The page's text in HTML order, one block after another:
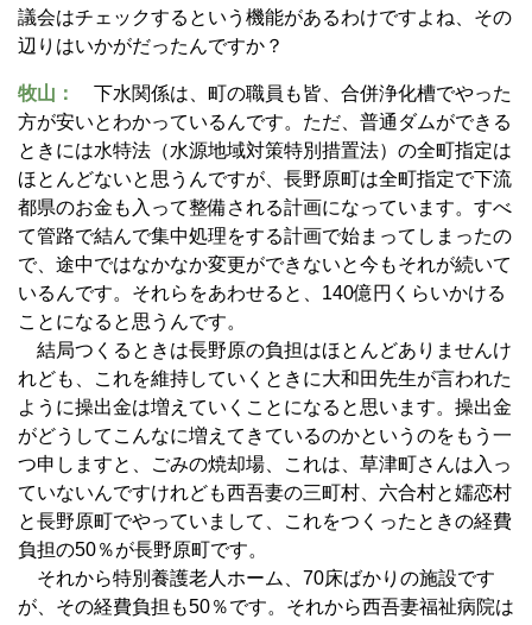
議会はチェックするという機能があるわけですよね、その
辺りはいかがだったんですか？
牧山：
下水関係は、町の職員も皆、合併浄化槽でやった
方が安いとわかっているんです。ただ、普通ダムができる
ときには水特法（水源地域対策特別措置法）の全町指定は
ほとんどないと思うんですが、長野原町は全町指定で下流
都県のお金も入って整備される計画になっています。すべ
て管路で結んで集中処理をする計画で始まってしまったの
で、途中ではなかなか変更ができないと今もそれが続いて
いるんです。それらをあわせると、140億円くらいかける
ことになると思うんです。
結局つくるときは長野原の負担はほとんどありませんけ
れども、これを維持していくときに大和田先生が言われた
ように操出金は増えていくことになると思います。操出金
がどうしてこんなに増えてきているのかというのをもう一
つ申しますと、ごみの焼却場、これは、草津町さんは入っ
ていないんですけれども西吾妻の三町村、六合村と嬬恋村
と長野原町でやっていまして、これをつくったときの経費
負担の50％が長野原町です。
それから特別養護老人ホーム、70床ばかりの施設です
が、その経費負担も50％です。それから西吾妻福祉病院は